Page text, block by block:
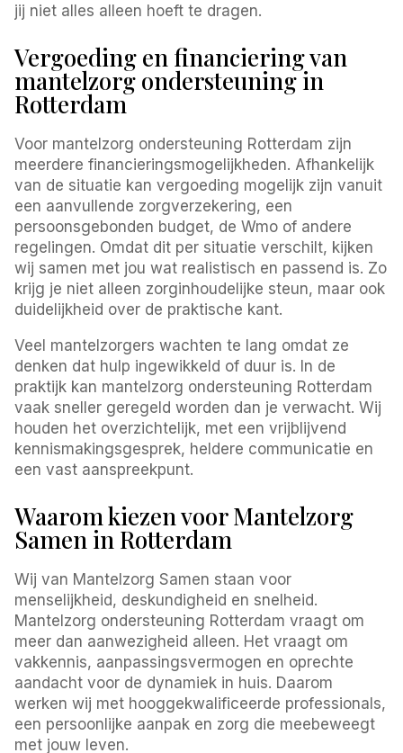
jij niet alles alleen hoeft te dragen.
Vergoeding en financiering van
mantelzorg ondersteuning in
Rotterdam
Voor mantelzorg ondersteuning Rotterdam zijn
meerdere financieringsmogelijkheden. Afhankelijk
van de situatie kan vergoeding mogelijk zijn vanuit
een aanvullende zorgverzekering, een
persoonsgebonden budget, de Wmo of andere
regelingen. Omdat dit per situatie verschilt, kijken
wij samen met jou wat realistisch en passend is. Zo
krijg je niet alleen zorginhoudelijke steun, maar ook
duidelijkheid over de praktische kant.
Veel mantelzorgers wachten te lang omdat ze
denken dat hulp ingewikkeld of duur is. In de
praktijk kan mantelzorg ondersteuning Rotterdam
vaak sneller geregeld worden dan je verwacht. Wij
houden het overzichtelijk, met een vrijblijvend
kennismakingsgesprek, heldere communicatie en
een vast aanspreekpunt.
Waarom kiezen voor Mantelzorg
Samen in Rotterdam
Wij van Mantelzorg Samen staan voor
menselijkheid, deskundigheid en snelheid.
Mantelzorg ondersteuning Rotterdam vraagt om
meer dan aanwezigheid alleen. Het vraagt om
vakkennis, aanpassingsvermogen en oprechte
aandacht voor de dynamiek in huis. Daarom
werken wij met hooggekwalificeerde professionals,
een persoonlijke aanpak en zorg die meebeweegt
met jouw leven.